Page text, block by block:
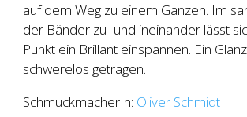
auf dem Weg zu einem Ganzen. Im
der Bänder zu- und ineinander lässt
Punkt ein Brillant einspannen. Ein
schwerelos getragen.
SchmuckmacherIn: Oliver Schmidt